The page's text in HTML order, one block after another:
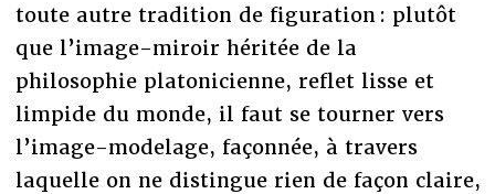
toute autre tradition de figuration : plutôt
que l’image-miroir héritée de la
philosophie platonicienne, reflet lisse et
limpide du monde, il faut se tourner vers
l’image-modelage, façonnée, à travers
laquelle on ne distingue rien de façon claire,